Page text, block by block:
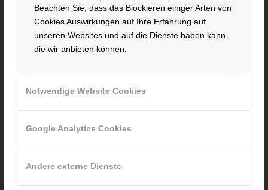
Beachten Sie, dass das Blockieren einiger Arten von
Cookies Auswirkungen auf Ihre Erfahrung auf
unseren Websites und auf die Dienste haben kann,
die wir anbieten können.
Notwendige Website Cookies
Google Analytics Cookies
Andere externe Dienste
Tel. +49 991 99800 – 0
Fax. +49 991 91564
contact@hacker-feinmechanik.de
» Cookie-Einstellungen
INFORMATIONEN